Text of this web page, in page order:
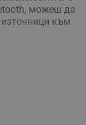
можеш да
към